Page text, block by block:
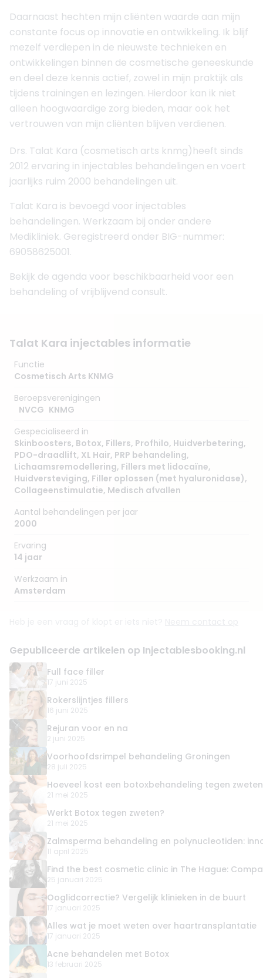
Daarnaast hechten mijn cliënten waarde aan mijn
constante focus op innovatie en ontwikkeling. Ik blijf
mezelf verdiepen in de nieuwste technieken en
ontwikkelingen binnen de cosmetische geneeskunde
en deel deze kennis actief, zowel in mijn praktijk als
tijdens trainingen en lezingen. Hierdoor kan ik niet
alleen hoogwaardige zorg bieden, maar ook het
vertrouwen van mijn cliënten blijven verdienen.
Drs. Talat Kara (cosmetisch arts knmg)heeft sinds
2012 ervaring in injectables behandelingen en voert
jaarlijks ruim 2000 behandelingen uit.
Talat Kara is bevoegd voor injectables
behandelingen. Werkzaam bij onder andere
Medikliniek. Geregistreerd onder BIG-nummer:
69058625001.
Bekijk de agenda voor beschikbaarheid voor een
behandeling of vrijblijvend consult.
Talat Kara injectables informatie
Functie
Cosmetisch Arts KNMG
Beroepsverenigingen
NVCG KNMG
Gespecialiseerd in
Skinboosters, Botox, Fillers, Profhilo, Huidverbetering,
PDO-draadlift, XL Hair, PRP behandeling,
Lichaamsremodellering, Fillers met lidocaïne,
Huidversteviging, Filler oplossen (met hyaluronidase),
Collageenstimulatie, Medisch afvallen
Aantal behandelingen per jaar
2000
Ervaring
14 jaar
Werkzaam in
Amsterdam
Gepubliceerde artikelen op Injectablesbooking.nl
Full face filler
17 juni 2025
Rokerslijntjes fillers
16 juni 2025
Rejuran voor en na
2 juni 2025
Voorhoofdsrimpel behandeling Groningen
28 juli 2025
Hoeveel kost een botoxbehandeling tegen
21 mei 2025
Werkt Botox tegen zweten?
21 mei 2025
Zalmsperma behandeling en polynucleotiden:
11 april 2025
Find the best cosmetic clinic in The Hague:
25 januari 2025
Ooglidcorrectie? Vergelijk klinieken in de buurt
17 januari 2025
Alles wat je moet weten over haartransplantatie
17 januari 2025
Acne behandelen met Botox
13 februari 2025